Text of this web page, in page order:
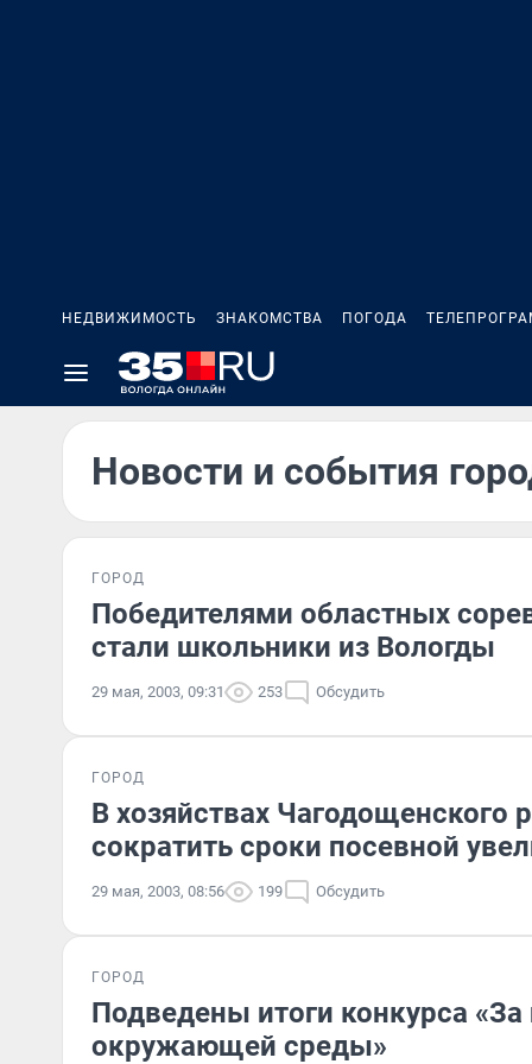
НЕДВИЖИМОСТЬ ЗНАКОМСТВА ПОГОДА
Новости и события
ГОРОД
Победителями областных
стали школьники из Вологды
29 мая, 2003, 09:31 253 Обсудить
ГОРОД
В хозяйствах Чагодощенского
сократить сроки посевной
29 мая, 2003, 08:56 199 Обсудить
ГОРОД
Подведены итоги конкурса
окружающей среды»